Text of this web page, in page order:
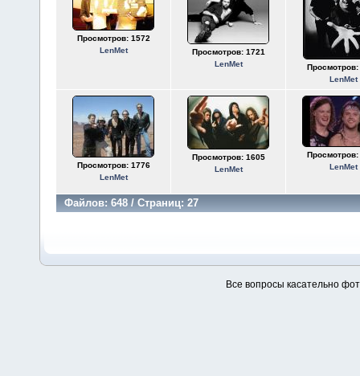
Просмотров: 1572
LenMet
Просмотров: 1721
LenMet
Просмотров:
LenMet
Просмотров: 1776
LenMet
Просмотров: 1605
LenMet
Просмотров:
LenMet
Файлов: 648 / Страниц: 27
Все вопросы касательно